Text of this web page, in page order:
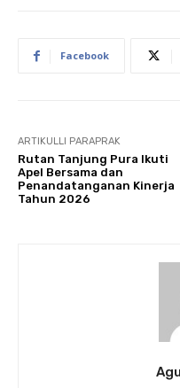
Facebook
ARTIKULLI PARAPRAK
Rutan Tanjung Pura Ikuti
Apel Bersama dan
Penandatanganan Kinerja
Tahun 2026